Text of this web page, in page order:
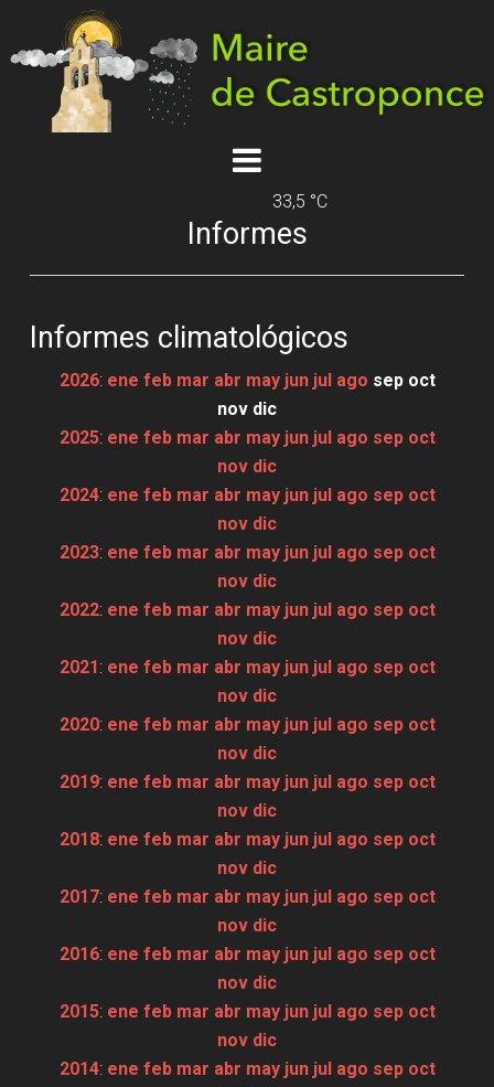
33,5 °C
Informes
Informes climatológicos
2026: ene feb mar abr may jun jul ago sep oct
nov dic
2025: ene feb mar abr may jun jul ago sep oct
nov dic
2024: ene feb mar abr may jun jul ago sep oct
nov dic
2023: ene feb mar abr may jun jul ago sep oct
nov dic
2022: ene feb mar abr may jun jul ago sep oct
nov dic
2021: ene feb mar abr may jun jul ago sep oct
nov dic
2020: ene feb mar abr may jun jul ago sep oct
nov dic
2019: ene feb mar abr may jun jul ago sep oct
nov dic
2018: ene feb mar abr may jun jul ago sep oct
nov dic
2017: ene feb mar abr may jun jul ago sep oct
nov dic
2016: ene feb mar abr may jun jul ago sep oct
nov dic
2015: ene feb mar abr may jun jul ago sep oct
nov dic
2014: ene feb mar abr may jun jul ago sep oct